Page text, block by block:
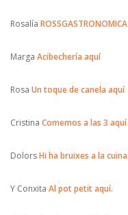
Rosalía ROSSGASTRONOMICA
Marga Acibechería aquí
Rosa Un toque de canela aquí
Cristina Comemos a las 3 aquí
DolorsHi ha bruixes a la cuina
Y Conxita Al pot petitaquí.